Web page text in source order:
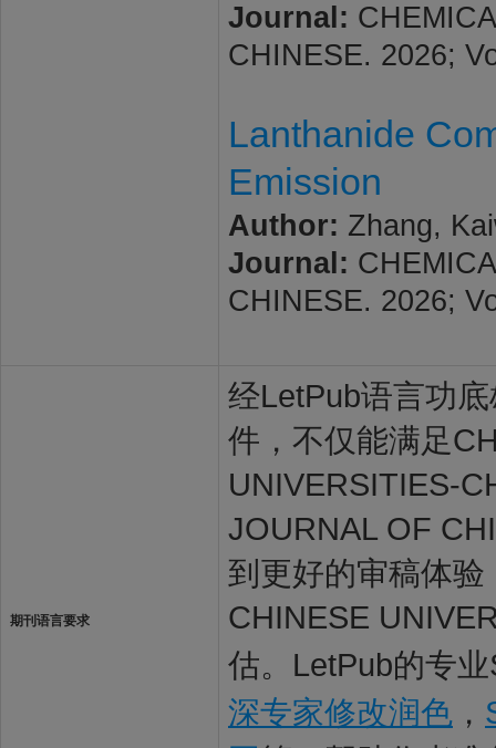
Journal:
CHINESE. 2026;
Lanthanide
Emission
Author: Zhang,
Journal:
CHINESE. 2026;
期刊语言要求
经LetPub语言功
件，不仅能满足
UNIVERSITIES-
JOURNAL OF
到更好的审稿体
CHINESE
估。LetPub的专
深专家修改润色 ，